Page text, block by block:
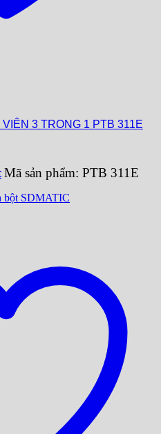
3 TRONG 1 PTB 311E
Mã sản phẩm: PTB 311E